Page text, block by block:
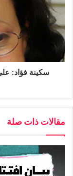
سكينة فؤاد:
مقالات ذات صلة